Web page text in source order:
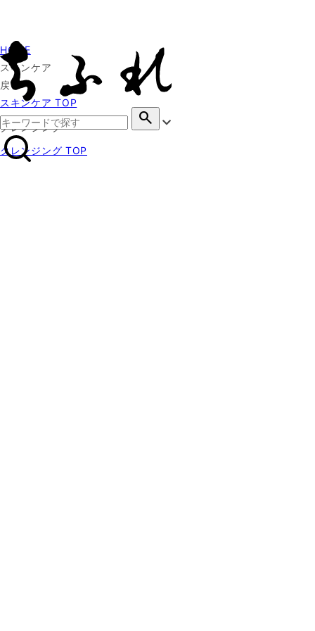
search
HOME
スキンケア
戻る
スキンケア TOP
クレンジング
クレンジング TOP